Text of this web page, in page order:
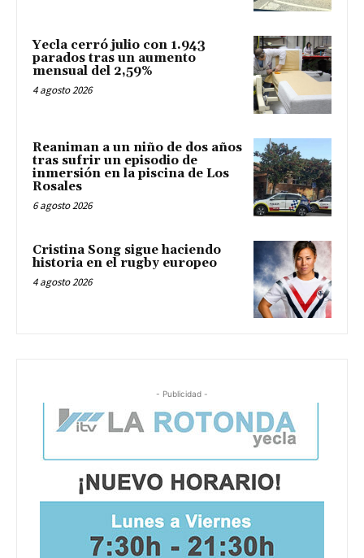
Yecla cerró julio con 1.943
parados tras un aumento
mensual del 2,59%
4 agosto 2026
Reaniman a un niño de dos años
tras sufrir un episodio de
inmersión en la piscina de Los
Rosales
6 agosto 2026
Cristina Song sigue haciendo
historia en el rugby europeo
4 agosto 2026
- Publicidad -